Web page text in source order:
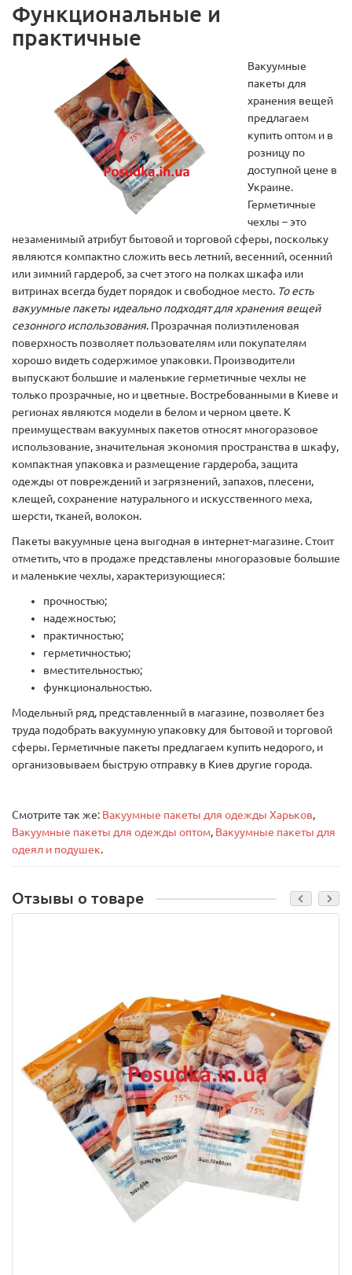
Функциональные и
практичные
Вакуумные
пакеты для
хранения вещей
предлагаем
купить оптом и в
розницу по
доступной цене в
Украине.
Герметичные
чехлы – это
незаменимый атрибут бытовой и торговой сферы, поскольку
являются компактно сложить весь летний, весенний, осенний
или зимний гардероб, за счет этого на полках шкафа или
витринах всегда будет порядок и свободное место. То есть
вакуумные пакеты идеально подходят для хранения вещей
сезонного использования. Прозрачная полиэтиленовая
поверхность позволяет пользователям или покупателям
хорошо видеть содержимое упаковки. Производители
выпускают большие и маленькие герметичные чехлы не
только прозрачные, но и цветные. Востребованными в Киеве и
регионах являются модели в белом и черном цвете. К
преимуществам вакуумных пакетов относят многоразовое
использование, значительная экономия пространства в шкафу,
компактная упаковка и размещение гардероба, защита
одежды от повреждений и загрязнений, запахов, плесени,
клещей, сохранение натурального и искусственного меха,
шерсти, тканей, волокон.
Пакеты вакуумные цена выгодная в интернет-магазине. Стоит
отметить, что в продаже представлены многоразовые большие
и маленькие чехлы, характеризующиеся:
прочностью;
надежностью;
практичностью;
герметичностью;
вместительностью;
функциональностью.
Модельный ряд, представленный в магазине, позволяет без
труда подобрать вакуумную упаковку для бытовой и торговой
сферы. Герметичные пакеты предлагаем купить недорого, и
организовываем быструю отправку в Киев другие города.
Смотрите так же: Вакуумные пакеты для одежды Харьков,
Вакуумные пакеты для одежды оптом, Вакуумные пакеты для
одеял и подушек.
Отзывы о товаре